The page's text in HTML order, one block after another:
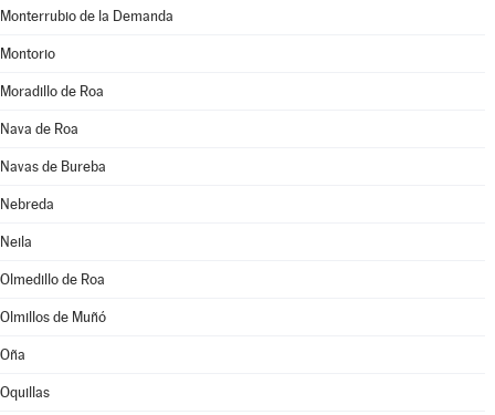
Monterrubio de la Demanda
Montorio
Moradillo de Roa
Nava de Roa
Navas de Bureba
Nebreda
Neila
Olmedillo de Roa
Olmillos de Muñó
Oña
Oquillas